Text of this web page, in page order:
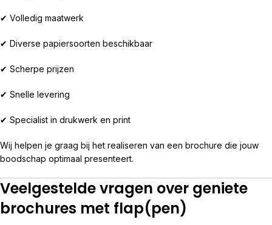
✔ Volledig maatwerk
✔ Diverse papiersoorten beschikbaar
✔ Scherpe prijzen
✔ Snelle levering
✔ Specialist in drukwerk en print
Wij helpen je graag bij het realiseren van een brochure die jouw
boodschap optimaal presenteert.
Veelgestelde vragen over geniete
brochures met flap(pen)